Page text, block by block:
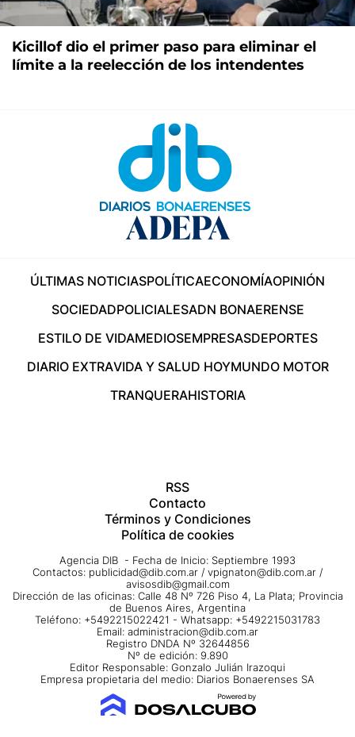
Kicillof dio el primer paso para eliminar el
límite a la reelección de los intendentes
ÚLTIMAS NOTICIASPOLÍTICAECONOMÍAOPINIÓN
SOCIEDADPOLICIALESADN BONAERENSE
ESTILO DE VIDAMEDIOSEMPRESASDEPORTES
DIARIO EXTRAVIDA Y SALUD HOYMUNDO MOTOR
TRANQUERAHISTORIA
RSS
Contacto
Términos y Condiciones
Política de cookies
Agencia DIB - Fecha de Inicio: Septiembre 1993
Contactos: publicidad@dib.com.ar / vpignaton@dib.com.ar /
avisosdib@gmail.com
Dirección de las oficinas: Calle 48 Nº 726 Piso 4, La Plata; Provincia
de Buenos Aires, Argentina
Teléfono: +5492215022421 - Whatsapp: +5492215031783
Email: administracion@dib.com.ar
Registro DNDA Nº 32644856
Nº de edición: 9.890
Editor Responsable: Gonzalo Julián Irazoqui
Empresa propietaria del medio: Diarios Bonaerenses SA